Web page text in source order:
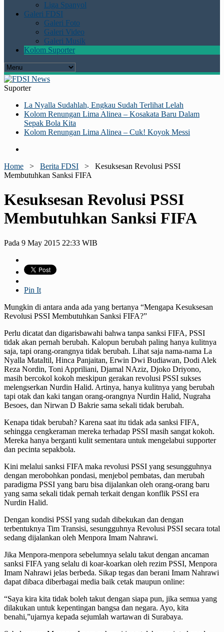
Liga Spanyol
Galeri FDSI
Galeri Foto
Galeri Video
Galeri Musik
Kolom Suporter
Suporter
La Nyalla Sudahlah, Engkau Sudah Terlihat Lelah
Kolom Renungan Lima Alinea – Kosakata Baru Dalam
Sepak Bola Kita
Kolom Renungan Lima Alinea – Cuk! Koyok Messi
Home > Berita FDSI > Kesuksesan Revolusi PSSI
Membutuhkan Sanksi FIFA
Kesuksesan Revolusi PSSI
Membutuhkan Sanksi FIFA
Pada 9 May 2015 22:33 WIB
Pin It
Mungkin di antara anda ada yang bertanya “Mengapa Kesuksesan
Revolusi PSSI Membutuhkan Sanksi FIFA?”
Perlu dicatat dan digarisbawahi bahwa tanpa sanksi FIFA, PSSI
tidak akan pernah berubah. Kalopun berubah paling hanya kulitnya
saja, tapi orang-orangnya tidak berubah. Lihat saja nama-nama La
Nyalla MataItil, Hinca Panjaitan, Erwin Dwi Budiawan, Dodi Alek
Reza Nordin, Toni Appriliani, Djamal NAziz, Djoko Driyono,
masih bercokol kokoh meskipun gerakan revolusi PSSI sukses
melengserkan Nurdin Halid. Artinya, hanya kulitnya yang berubah
tapi otak dan kaki tangan orang-orangnya Nurdin Halid, Nugraha
Besoes, dan Nirwan D Bakrie sama sekali tidak berubah.
Kenapa tidak berubah? Karena saat itu tidak ada sanksi FIFA,
sehingga cengkeraman mereka terhadap PSSI masih sangat kokoh.
Mereka hanya berganti kulit sementara untuk mengelabui supporter
dan pecinta sepakbola.
Kini melalui sanksi FIFA maka revolusi PSSI yang sesungguhnya
dengan merobohkan pondasi, menjebol pembatas, dan merubah
paradigma PSSI yang baru bisa dijalankan oleh orang-orang baru
yang sama sekali tidak pernah terkait dengan konflik PSSI era
Nurdin Halid.
Dengan kondisi PSSI yang sudah dibekukan dan dengan
terbentuknya Tim Transisi, sesungguhnya Revolusi PSSI secara total
sedang dijalankan oleh Menpora Imam Nahrawi.
Jika Menpora-menpora sebelumnya selalu takut dengan ancaman
sanksi FIFA yang selalu di koar-koarkan oleh rezim PSSI, Menpora
Imam Nahrawi jelas berbeda. Sikap tegas dan berani Imam Nahrawi
dapat dibaca diberbagai media baik cetak maupun online:
“Saya kira kita tidak boleh takut dengan siapa pun, jika semua yang
dilakukan untuk kepentingan bangsa dan negara. Ayo, kita
benahi,”ujarnya kepada sejumlah wartawan di Surabaya.